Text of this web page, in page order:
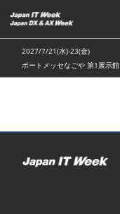
キ
ッ
し
む
2027/7/21(水)-23(金)
ポートメッセなごや 第1展示館